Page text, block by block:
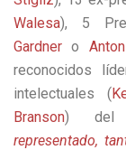
Walesa), 5
Gardner o
reconocidos
intelectuales (
Branson) del
representado,